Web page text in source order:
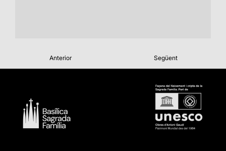
Anterior Següent